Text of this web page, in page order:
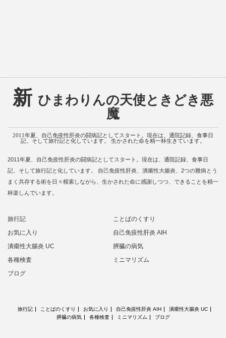
新 ひまわりんの天使ときどき悪
魔
2011年夏、自己免疫性肝炎の闘病記としてスタート。現在は、通院記録、食事日
記、そして旅行記と化しています。 生かされた命を精一杯生きています。
2011年夏、自己免疫性肝炎の闘病記としてスタート。現在は、通院記録、食事日
記、そして旅行記と化しています。 自己免疫性肝炎、潰瘍性大腸炎、2つの難病とう
まく共存する術を日々模索しながら、生かされた命に感謝しつつ、できることを精一
杯楽しんでいます。
旅行記
ことばのくすり
お気に入り
自己免疫性肝炎 AIH
潰瘍性大腸炎 UC
膵臓の病気
各種検査
ミニマリズム
ブログ
旅行記 ことばのくすり お気に入り 自己免疫性肝炎 AIH
潰瘍性大腸炎 UC
膵臓の病気
各種検査 ミニマリズム ブログ